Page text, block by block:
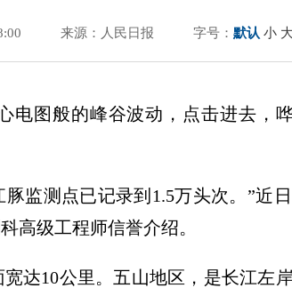
来源：人民日报 字号： 默认 小 大
图般的峰谷波动，点击进去，
监测点已记录到1.5万头次。”近
高级工程师信誉介绍。
达10公里。五山地区，是长江左